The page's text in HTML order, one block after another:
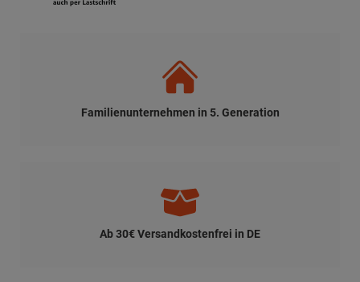
Familienunternehmen in 5. Generation
Ab 30€ Versandkostenfrei in DE